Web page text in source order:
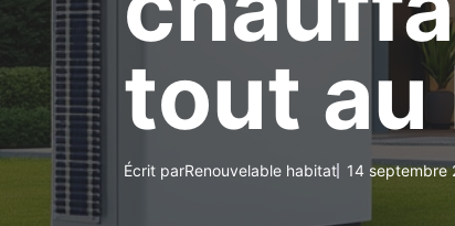
tout au
Écrit parRenouvelable habitat 14 septembre